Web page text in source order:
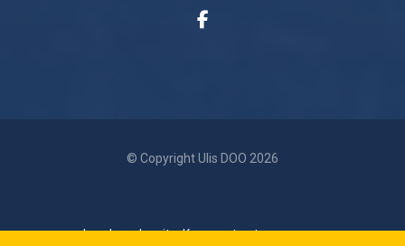
© Copyright Ulis DOO 2026
Izrada web sajta: Konncept.net